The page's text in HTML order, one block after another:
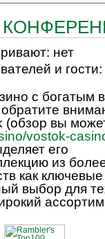
нет
и гости:
с богатым
(обзор вы
vostok-
его
из
как ключевые
выбор для